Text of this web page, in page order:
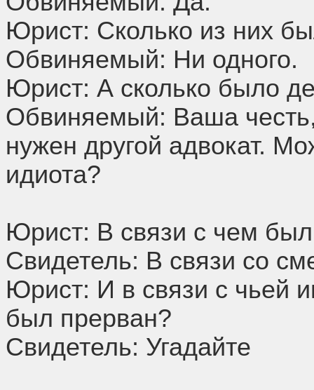
Юрист: Сколько из них
Обвиняемый: Ни одного.
Юрист: А сколько было
Обвиняемый: Ваша
нужен другой адвокат.
идиота?
Юрист: В связи с чем
Свидетель: В связи со
Юрист: И в связи с чьей
был прерван?
Свидетель: Угадайте